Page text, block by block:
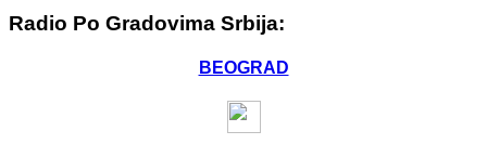
Radio Po Gradovima Srbija:
BEOGRAD